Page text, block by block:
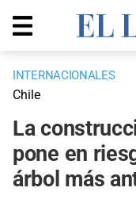
INTERNACIONALES
Chile
La
pone en
árbol más